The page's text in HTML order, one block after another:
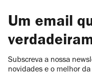
Um email
Subscreva a nossa
novidades e o melhor